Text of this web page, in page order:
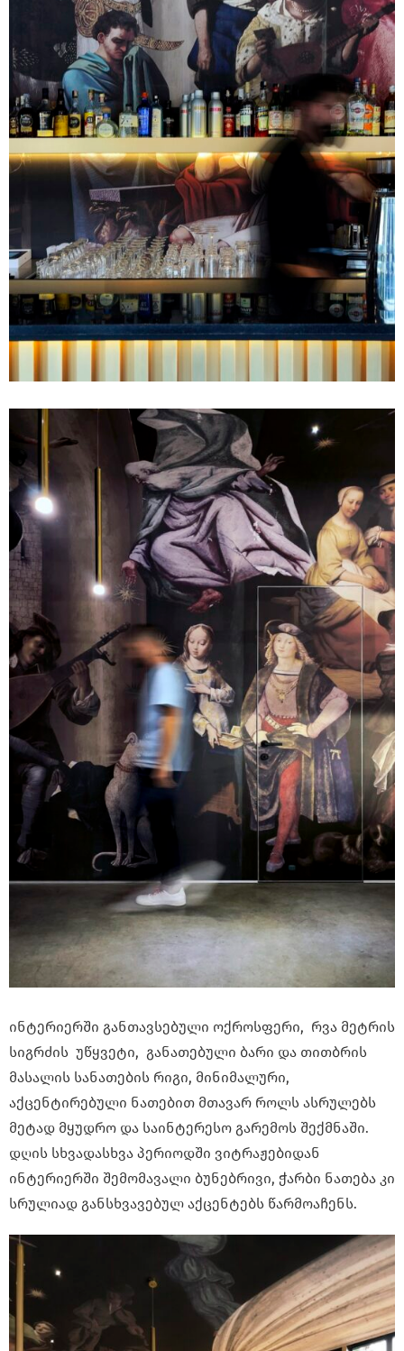
ინტერიერში განთავსებული ოქროსფერი, რვა მეტრის
სიგრძის უწყვეტი, განათებული ბარი და თითბრის
მასალის სანათების რიგი, მინიმალური,
აქცენტირებული ნათებით მთავარ როლს ასრულებს
მეტად მყუდრო და საინტერესო გარემოს შექმნაში.
დღის სხვადასხვა პერიოდში ვიტრაჟებიდან
ინტერიერში შემომავალი ბუნებრივი, ჭარბი ნათება კი
სრულიად განსხვავებულ აქცენტებს წარმოაჩენს.